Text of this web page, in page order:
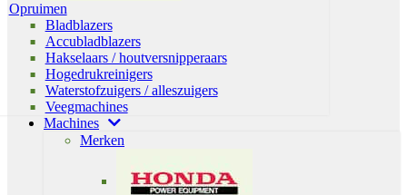
Opruimen
Bladblazers
Accubladblazers
Hakselaars / houtversnipperaars
Hogedrukreinigers
Waterstofzuigers / alleszuigers
Veegmachines
Machines
Merken